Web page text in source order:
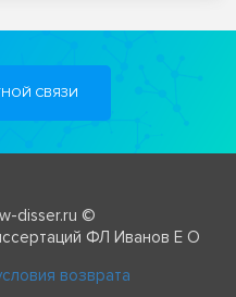
СВЯЗИ
disser.ru ©
ФЛ Иванов Е О
возврата